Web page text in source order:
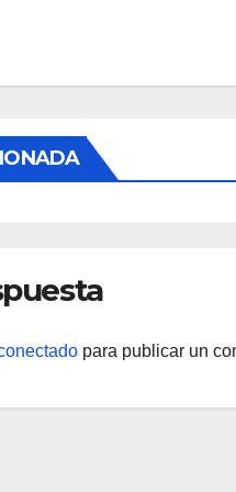
para publicar un